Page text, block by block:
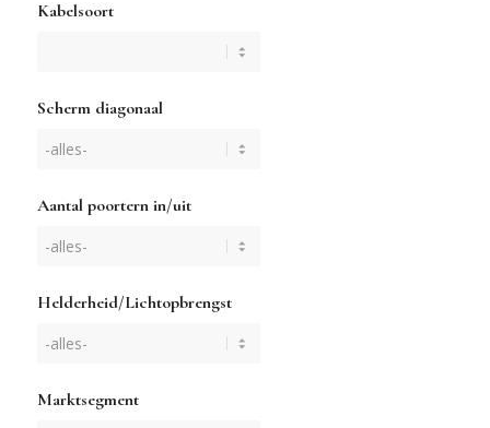
Kabelsoort
Scherm diagonaal
Aantal poortern in/uit
Helderheid/Lichtopbrengst
Marktsegment